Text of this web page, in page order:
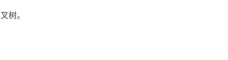
树。